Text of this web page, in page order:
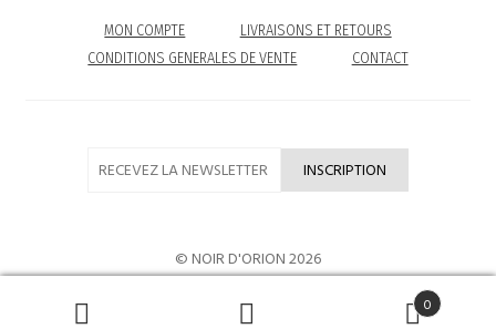
MON COMPTE
LIVRAISONS ET RETOURS
CONDITIONS GENERALES DE VENTE
CONTACT
© NOIR D'ORION 2026
0